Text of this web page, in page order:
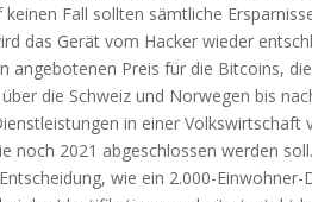
keinen Fall sollten sämtliche
das Gerät vom Hacker wieder
angebotenen Preis für die Bitcoins,
die Schweiz und Norwegen bis
in einer Volkswirtschaft
noch 2021 abgeschlossen werden
wie ein 2.000-